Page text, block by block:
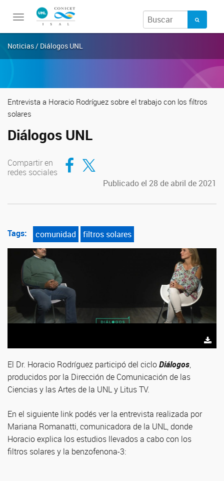
Toggle
Noticias / Diálogos UNL
Entrevista a Horacio Rodríguez sobre el trabajo con los filtros
solares
Diálogos UNL
Compartir en
redes sociales
Compartir en Facebook
Compartir en Twitter
Publicado el 28 de abril de 2021
Tags: comunidad filtros solares
El Dr. Horacio Rodríguez participó del cicloDiálogos,
producidos por la Dirección de Comunicación de las
Ciencias y las Artes de la UNL y Litus TV.
En el siguiente link podés ver la entrevista realizada por
Mariana Romanatti, comunicadora de la UNL, donde
Horacio explica los estudios llevados a cabo con los
filtros solares y la benzofenona-3: